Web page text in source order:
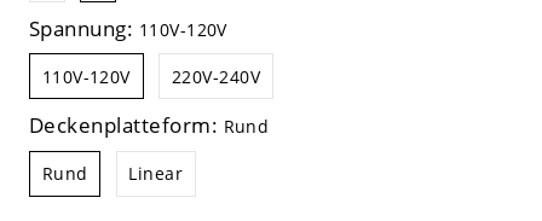
Spannung: 110V-120V
110V-120V 220V-240V
Deckenplatteform: Rund
Rund Linear